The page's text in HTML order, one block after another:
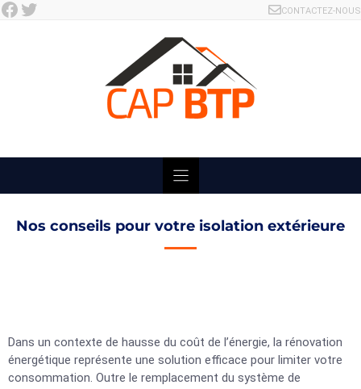
Skip
Facebook Twitter CONTACTEZ-NOUS
Nos conseils pour votre isolation extérieure
Dans un contexte de hausse du coût de l’énergie, la rénovation
énergétique représente une solution efficace pour limiter votre
consommation. Outre le remplacement du système de